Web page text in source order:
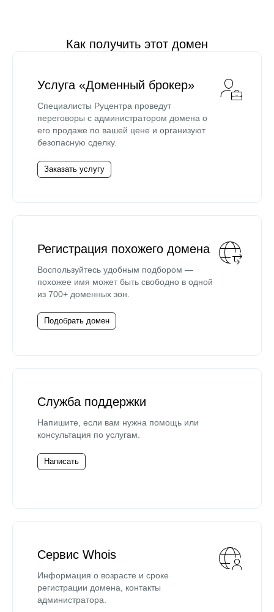
Как получить этот домен
Услуга «Доменный брокер»
Специалисты Руцентра проведут
переговоры с администратором домена о
его продаже по вашей цене и организуют
безопасную сделку.
Заказать услугу
Регистрация похожего домена
Воспользуйтесь удобным подбором —
похожее имя может быть свободно в одной
из 700+ доменных зон.
Подобрать домен
Служба поддержки
Напишите, если вам нужна помощь или
консультация по услугам.
Написать
Сервис Whois
Информация о возрасте и сроке
регистрации домена, контакты
администратора.